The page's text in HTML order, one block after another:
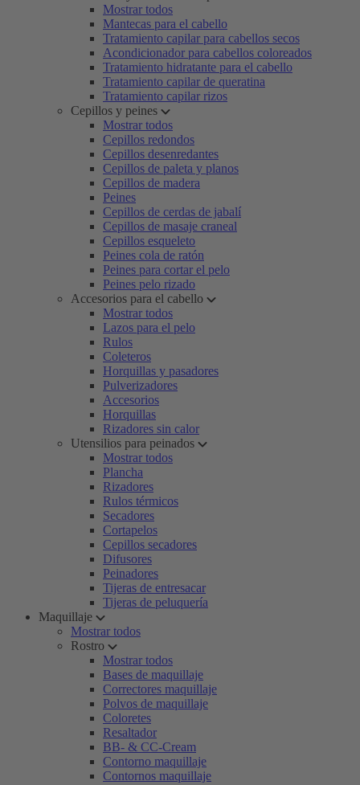
Mostrar todos
Mantecas para el cabello
Tratamiento capilar para cabellos secos
Acondicionador para cabellos coloreados
Tratamiento hidratante para el cabello
Tratamiento capilar de queratina
Tratamiento capilar rizos
Cepillos y peines
Mostrar todos
Cepillos redondos
Cepillos desenredantes
Cepillos de paleta y planos
Cepillos de madera
Peines
Cepillos de cerdas de jabalí
Cepillos de masaje craneal
Cepillos esqueleto
Peines cola de ratón
Peines para cortar el pelo
Peines pelo rizado
Accesorios para el cabello
Mostrar todos
Lazos para el pelo
Rulos
Coleteros
Horquillas y pasadores
Pulverizadores
Accesorios
Horquillas
Rizadores sin calor
Utensilios para peinados
Mostrar todos
Plancha
Rizadores
Rulos térmicos
Secadores
Cortapelos
Cepillos secadores
Difusores
Peinadores
Tijeras de entresacar
Tijeras de peluquería
Maquillaje
Mostrar todos
Rostro
Mostrar todos
Bases de maquillaje
Correctores maquillaje
Polvos de maquillaje
Coloretes
Resaltador
BB- & CC-Cream
Contorno maquillaje
Contornos maquillaje